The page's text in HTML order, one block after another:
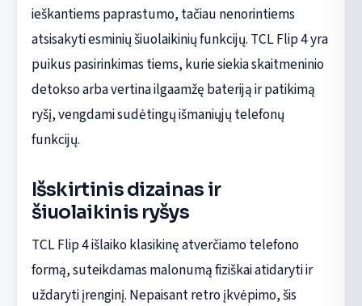
ieškantiems paprastumo, tačiau nenorintiems
atsisakyti esminių šiuolaikinių funkcijų. TCL Flip 4 yra
puikus pasirinkimas tiems, kurie siekia skaitmeninio
detokso arba vertina ilgaamžę bateriją ir patikimą
ryšį, vengdami sudėtingų išmaniųjų telefonų
funkcijų.
Išskirtinis dizainas ir
šiuolaikinis ryšys
TCL Flip 4 išlaiko klasikinę atverčiamo telefono
formą, suteikdamas malonumą fiziškai atidaryti ir
uždaryti įrenginį. Nepaisant retro įkvėpimo, šis